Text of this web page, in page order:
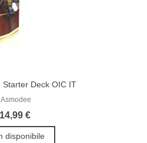
Starter Deck OIC IT
Asmodee
14,99 €
disponibile